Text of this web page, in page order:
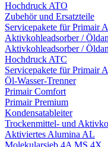
Hochdruck ATO
Zubehör und Ersatzteile
Servicepakete für Primair
Aktivkohleadsorber /
Aktivkohleadsorber /
Hochdruck ATC
Servicepakete für Primair
Öl-Wasser-Trenner
Primair Comfort
Primair Premium
Kondensatableiter
Trockenmittel- und
Aktiviertes Alumina AL
Molekularsieb 4A MS 4X